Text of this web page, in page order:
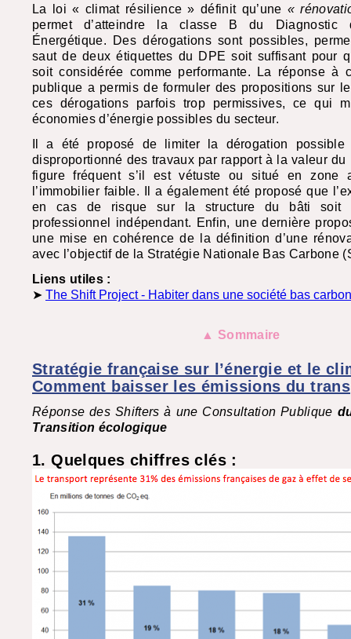
La loi « climat résilience » définit qu’une «
permet d’atteindre la classe B du Diagnostic
Énergétique. Des dérogations sont possibles,
saut de deux étiquettes du DPE soit suffisant pour
soit considérée comme performante. La réponse à
publique a permis de formuler des propositions sur
ces dérogations parfois trop permissives, ce qui
économies d’énergie possibles du secteur.
Il a été proposé de limiter la dérogation
disproportionné des travaux par rapport à la valeur du
figure fréquent s’il est vétuste ou situé en zone
l’immobilier faible. Il a également été proposé que
en cas de risque sur la structure du bâti soit
professionnel indépendant. Enfin, une dernière
une mise en cohérence de la définition d’une
avec l’objectif de la Stratégie Nationale Bas Carbone (
Liens utiles :
➤ The Shift Project - Habiter dans une société bas
▲ Sommaire
Stratégie française sur l’énergie et le
Comment baisser les émissions du
Réponse des Shifters à une Consultation Publique
Transition écologique
1. Quelques chiffres clés :